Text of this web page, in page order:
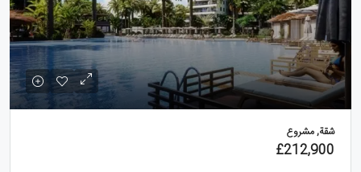
شقة, مشروع
£212,900